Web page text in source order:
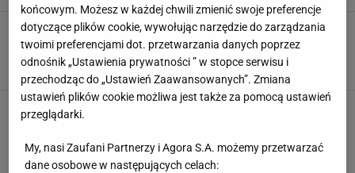
Kolor musztardowy we wnętrzu - aranżacje,
które zachwycą każdego
DODATKI DO DOMU KOCE MEBLE MUSZTARDOWY
Jaki kolor pasuje do butelkowej zieleni? To
ARANŻACJE WNĘTRZ BUTELKOWA ZIELEŃ
DODATKI DO DOMU
MALOWANIE ŚCIAN
końcowym. Możesz w każdej chwili zmienić swoje preferencje
dotyczące plików cookie, wywołując narzędzie do zarządzania
twoimi preferencjami dot. przetwarzania danych poprzez
odnośnik „Ustawienia prywatności ” w stopce serwisu i
przechodząc do „Ustawień Zaawansowanych”. Zmiana
ustawień plików cookie możliwa jest także za pomocą ustawień
przeglądarki.
My, nasi Zaufani Partnerzy i Agora S.A. możemy przetwarzać
dane osobowe w następujących celach: